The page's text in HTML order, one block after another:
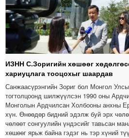
ИЗНН С.Зоригийн хөшөөг
хариуцлага тооцохыг шаардав
Санжаасүрэнгийн Зориг бол Монгол
тогтолцоонд шилжүүлсэн 1990 оны
Монголын Ардчилсан Холбооны анхны
хүн. Өнөөдөр бидний эдэлж буй эрх
чөлөөт сонгуулийн үндэсийг тавьсан
хөшөөг ярьж байна гэдэг нь тэр хүний